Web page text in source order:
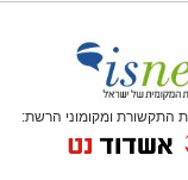
התקשורת ומקומוני הרשת: